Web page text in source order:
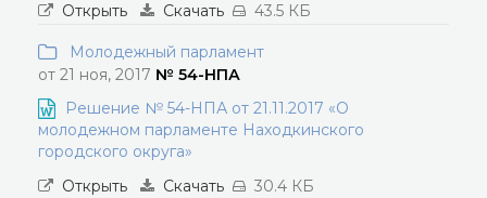
Открыть
Скачать 43.5 КБ
Молодежный парламент
от 21 ноя, 2017 № 54-НПА
Решение № 54-НПА от 21.11.2017 «О
молодежном парламенте Находкинского
городского округа»
Открыть
Скачать 30.4 КБ